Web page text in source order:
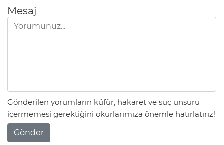
Mesaj
Gönderilen yorumların küfür, hakaret ve suç unsuru
içermemesi gerektiğini okurlarımıza önemle hatırlatırız!
Gönder